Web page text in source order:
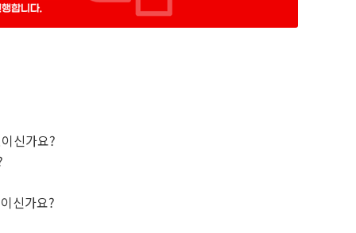
신가요?
신가요?